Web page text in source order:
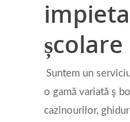
școlare
Suntem un
o gamă variată ş
cazinourilor,